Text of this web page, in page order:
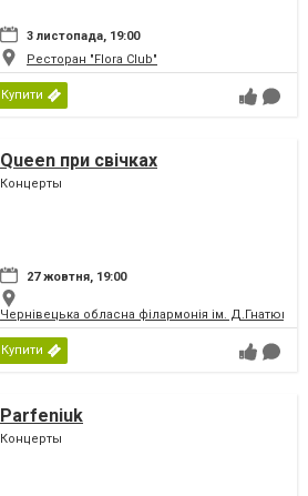
3 листопада, 19:00
Ресторан "Flora Club"
Купити
Queen при свічках
Концерты
27 жовтня, 19:00
Чернівецька обласна філармонія ім. Д.Гнатюка
Купити
Parfeniuk
Концерты